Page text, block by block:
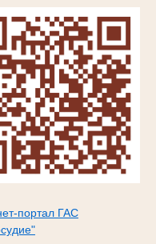
портал ГАС